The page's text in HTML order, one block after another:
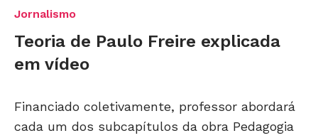
Jornalismo
Teoria de Paulo Freire explicada
em vídeo
Financiado coletivamente, professor abordará
cada um dos subcapítulos da obra Pedagogia